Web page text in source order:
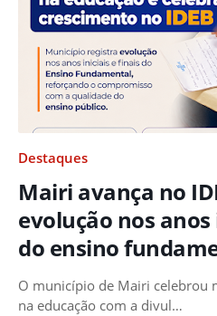
Destaques
Mairi avança no
evolução nos
do ensino
O município de Mairi celebrou
na educação com a divul…